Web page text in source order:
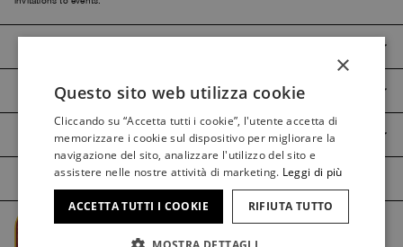
CUSTOMER SERVICE
PRODUCT GUIDES
Managed by The Level @2026 Parajumpers Spa
ITALIAN
SPANISH
×
Questo sito web utilizza cookie
Cliccando su “Accetta tutti i cookie”, l'utente accetta di
memorizzare i cookie sul dispositivo per migliorare la
navigazione del sito, analizzare l'utilizzo del sito e
assistere nelle nostre attività di marketing. Leggi di più
ACCETTA TUTTI I COOKIE RIFIUTA TUTTO